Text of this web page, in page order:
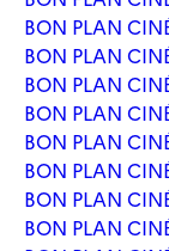
BON PLAN
BON PLAN
BON PLAN
BON PLAN
BON PLAN
BON PLAN
BON PLAN
BON PLAN